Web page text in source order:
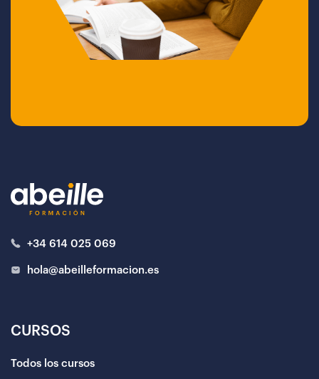
+34 614 025 069
hola@abeilleformacion.es
CURSOS
Todos los cursos